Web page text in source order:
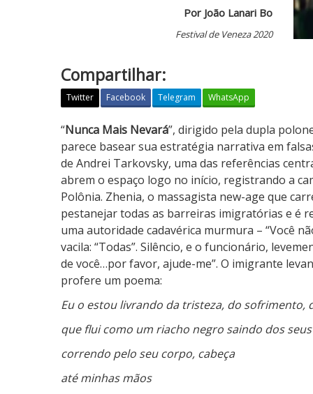
Por João Lanari Bo
Festival de Veneza 2020
Compartilhar:
Twitter Facebook Telegram WhatsApp
N
u
n
c
a
M
a
i
s
N
e
v
a
á
“Nunca Mais Nevará”, dirigido pela dupla
parece basear sua estratégia narrativa em
de Andrei Tarkovsky, uma das referências
abrem o espaço logo no início, registrando a
Polônia. Zhenia, o massagista new-age que
pestanejar todas as barreiras imigratórias e é
uma autoridade cadavérica murmura – “Você
vacila: “Todas”. Silêncio, e o funcionário,
de você…por favor, ajude-me”. O imigrante
profere um poema:
Eu o estou livrando da tristeza, do sofrimento,
que flui como um riacho negro saindo dos
correndo pelo seu corpo, cabeça
até minhas mãos